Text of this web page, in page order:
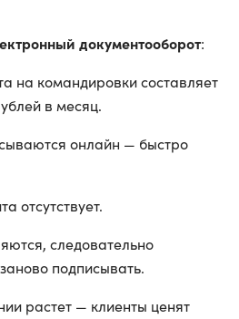
документооборот:
на командировки составляет
в месяц.
онлайн — быстро
отсутствует.
следовательно
подписывать.
растет — клиенты ценят